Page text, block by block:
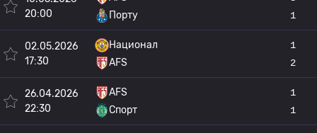
20:00
Порту
1
02.05.2026
17:30
Национал
AFS
1
2
26.04.2026
22:30
AFS
Спорт
1
1